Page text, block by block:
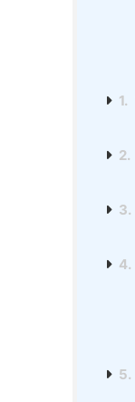
1.
2.
3.
4.
5.